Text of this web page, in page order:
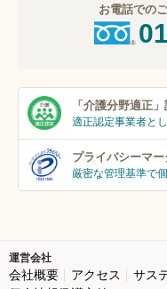
お電話での
「介護分野適正」
適正認定事業者と
プライバシーマー
厳密な管理基準で
運営会社
会社概要 アクセス サス